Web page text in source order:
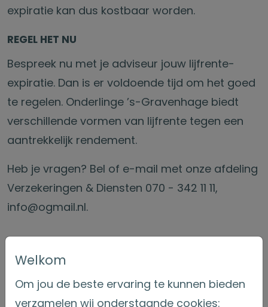
expiratie kan dus kostbaar worden.
REGEL HET NU
Bespreek nu met je adviseur jouw lijfrente-
expiratie. Dan is er voldoende tijd om het goed
te regelen. Onderlinge ’s-Gravenhage biedt
verschillende vormen van lijfrente tegen een
aantrekkelijk rendement.
Heb je vragen? Bel of e-mail met onze afdeling
Verzekeringen & Diensten 070 - 342 11 11,
info@ogmail.nl.
Welkom
Om jou de beste ervaring te kunnen bieden
verzamelen wij onderstaande cookies: